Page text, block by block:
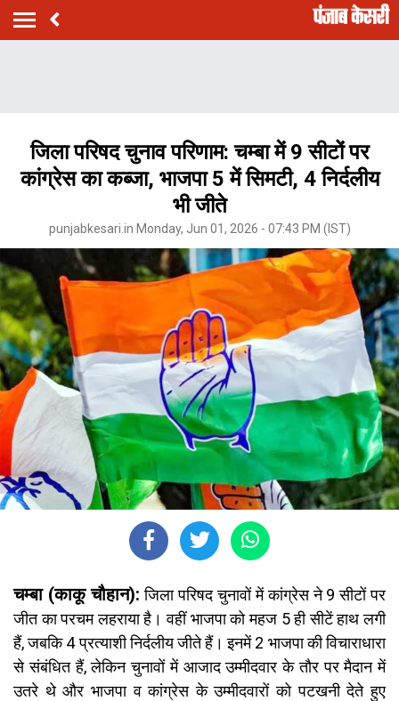
जिला परिषद चुनाव परिणाम: चम्बा में 9 सीटों पर
कांग्रेस का कब्जा, भाजपा 5 में सिमटी, 4 निर्दलीय
भी जीते
punjabkesari.in Monday, Jun 01, 2026 - 07:43 PM (IST)
चम्बा (काकू चौहान):जिला परिषद चुनावों में कांग्रेस ने 9 सीटों पर
जीत का परचम लहराया है। वहीं भाजपा को महज 5 ही सीटें हाथ लगी
हैं, जबकि 4 प्रत्याशी निर्दलीय जीते हैं। इनमें 2 भाजपा की विचाराधारा
से संबंधित हैं, लेकिन चुनावों में आजाद उम्मीदवार के तौर पर मैदान में
उतरे थे और भाजपा व कांग्रेस के उम्मीदवारों को पटखनी देते हुए